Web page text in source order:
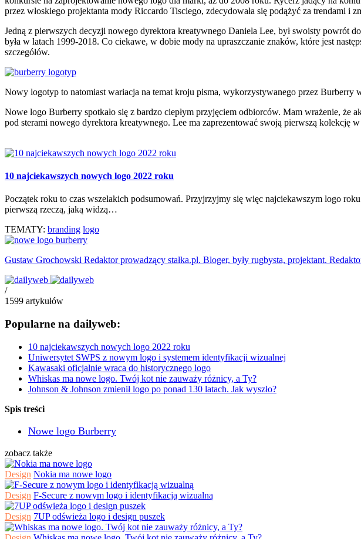
przez włoskiego projektanta mody Riccardo Tisciego, zdecydowała się podążyć za trendami
Jedną z pierwszych decyzji nowego dyrektora kreatywnego Daniela Lee, był swoisty powrót
była w latach 1999-2018. Co ciekawe, w dobie mody na upraszczanie znaków, które jest
szczegółów.
Nowy logotyp to natomiast wariacja na temat kroju pisma, wykorzystywanego przez
Nowe logo Burberry spotkało się z bardzo ciepłym przyjęciem odbiorców. Mam wrażenie,
pod sterami nowego dyrektora kreatywnego. Lee ma zaprezentować swoją pierwszą
10 najciekawszych nowych logo 2022 roku
Początek roku to czas wszelakich podsumowań. Przyjrzyjmy się więc najciekawszym logo
pierwszą rzeczą, jaką widzą…
TEMATY: branding logo
Gustaw Grochowski Redaktor prowadzący stałka.pl. Bloger, były rugbysta, projektant.
/
1599 artykułów
Popularne na dailyweb:
10 najciekawszych nowych logo 2022 roku
Uniwersytet SWPS z nowym logo i systemem identyfikacji wizualnej
Kawasaki oficjalnie wraca do historycznego logo
Whiskas ma nowe logo. Twój kot nie zauważy różnicy, a Ty?
Johnson & Johnson zmienił logo po ponad 130 latach. Jak wyszło?
Spis treści
Nowe logo Burberry
zobacz także
Design Nokia ma nowe logo
Design F-Secure z nowym logo i identyfikacją wizualną
Design 7UP odświeża logo i design puszek